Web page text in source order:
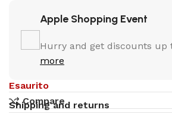
Apple Shopping Event
Hurry and get discounts up
more
Esaurito
Compare
Shipping and returns